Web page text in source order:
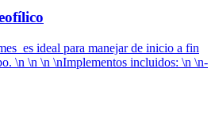
es ideal para manejar de inicio a fin
\n \n \n \nImplementos incluidos: \n \n-